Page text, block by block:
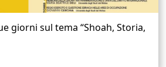
giorni sul tema “Shoah, Storia,